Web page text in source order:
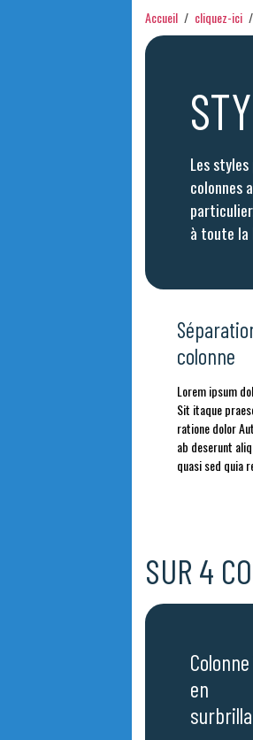
Accueil cliquez-ici
Les
colonnes
à toute la
colonne
Lorem ipsum
Sit itaque
ratione dolor
ab deserunt
quasi sed quia
SUR 4
Colonne
en